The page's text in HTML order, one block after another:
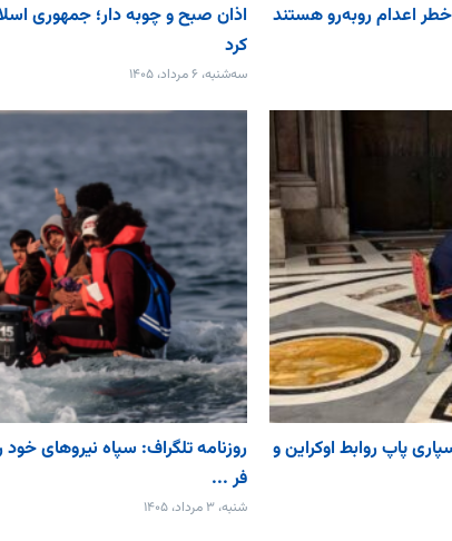
اذان صبح و چوبه دار؛ جمهوری
کرد
سه‌شنبه، ۶ مرداد، ۱۴۰۵
پاپ روابط اوکراین و
روزنامه تلگراف: سپاه نیروهای خود
فر ...
شنبه، ۳ مرداد، ۱۴۰۵